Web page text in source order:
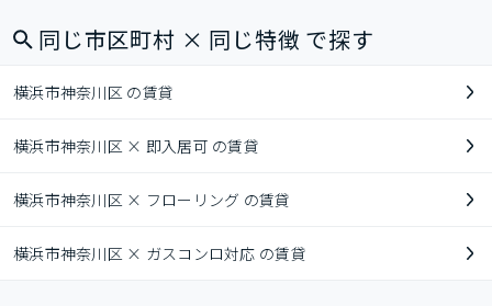
同じ市区町村 × 同じ特徴 で探す
横浜市神奈川区 の賃貸
横浜市神奈川区 × 即入居可 の賃貸
横浜市神奈川区 × フローリング の賃貸
横浜市神奈川区 × ガスコンロ対応 の賃貸